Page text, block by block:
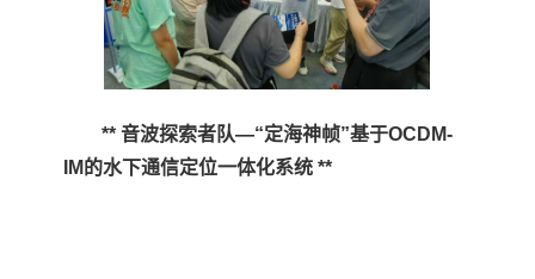
** 音波探索者队—“定海神帧”基于OCDM-
IM的水下通信定位一体化系统 **